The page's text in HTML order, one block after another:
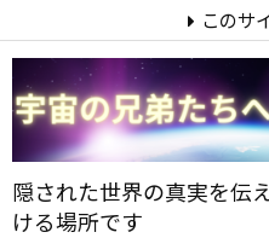
隠された世界の真実を伝
ける場所です
このサ